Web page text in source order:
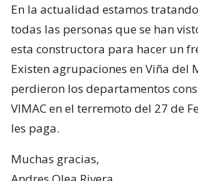
En la actualidad estamos
todas las personas que se han
esta constructora para hacer un
Existen agrupaciones en Viña del
perdieron los departamentos
VIMAC en el terremoto del 27 de
les paga.
Muchas gracias,